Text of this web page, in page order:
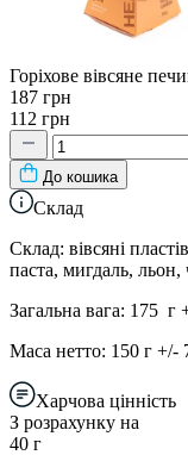
Горіхове вівсяне
187 грн
112 грн
До кошика
Склад
Склад: вівсяні
паста, мигдаль, льон,
Загальна вага: 175 г
Маса нетто: 150 г +/-
Харчова цінність
З розрахунку на
40 г